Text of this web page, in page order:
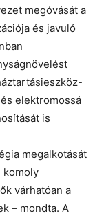
megóvását a
és javuló
elektromossá
is
megalkotását
komoly
várhatóan a
– mondta. A